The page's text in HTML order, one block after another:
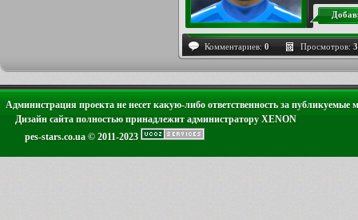
Комментариев: 0 Просмотров:
Администрация проекта не несет какую-либо ответственность за публикуемые
Дизайн сайта полностью принадлежит администратору XENON
pes-stars.co.ua © 2011-2023